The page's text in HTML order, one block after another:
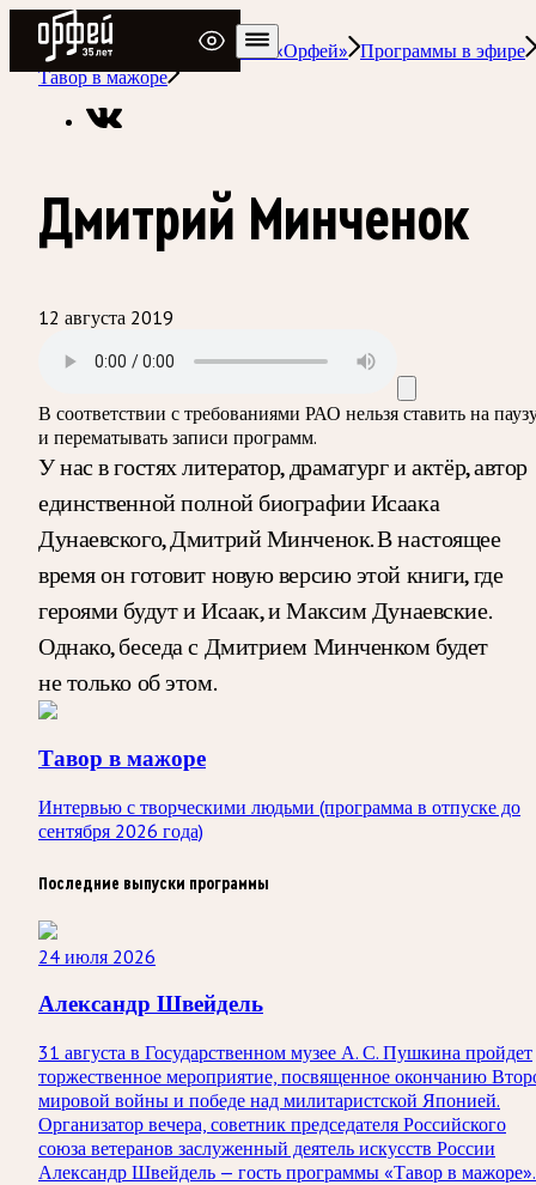
Радио Орфей
Радио классической музыки «Орфей» Программы в эфире
Тавор в мажоре
Дмитрий Минченок
12 августа 2019
В соответствии с требованиями РАО нельзя ставить на
и перематывать записи программ.
У нас в гостях литератор, драматург и актёр, автор
единственной полной биографии Исаака
Дунаевского, Дмитрий Минченок. В настоящее
время он готовит новую версию этой книги, где
героями будут и Исаак, и Максим Дунаевские.
Однако, беседа с Дмитрием Минченком будет
не только об этом.
Тавор в мажоре
Интервью с творческими людьми (программа в отпуске до
сентября 2026 года)
Последние выпуски программы
24 июля 2026
Александр Швейдель
31 августа в Государственном музее А. С. Пушкина пройдет
торжественное мероприятие, посвященное окончанию
мировой войны и победе над милитаристской Японией.
Организатор вечера, советник председателя Российского
союза ветеранов заслуженный деятель искусств России
Александр Швейдель — гость программы «Тавор в мажоре».